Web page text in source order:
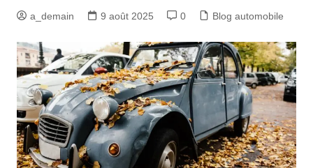
a_demain 9 août 2025 0 Blog automobile